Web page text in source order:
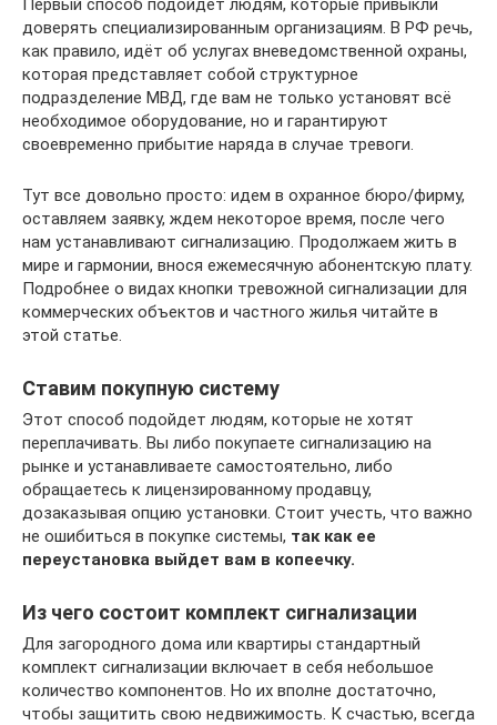
Первый способ подойдет людям, которые привыкли
доверять специализированным организациям. В РФ речь,
как правило, идёт об услугах вневедомственной охраны,
которая представляет собой структурное
подразделение МВД, где вам не только установят всё
необходимое оборудование, но и гарантируют
своевременно прибытие наряда в случае тревоги.
Тут все довольно просто: идем в охранное бюро/фирму,
оставляем заявку, ждем некоторое время, после чего
нам устанавливают сигнализацию. Продолжаем жить в
мире и гармонии, внося ежемесячную абонентскую плату.
Подробнее о видах кнопки тревожной сигнализации для
коммерческих объектов и частного жилья читайте в
этой статье.
Ставим покупную систему
Этот способ подойдет людям, которые не хотят
переплачивать. Вы либо покупаете сигнализацию на
рынке и устанавливаете самостоятельно, либо
обращаетесь к лицензированному продавцу,
дозаказывая опцию установки. Стоит учесть, что важно
не ошибиться в покупке системы, так как ее
переустановка выйдет вам в копеечку.
Из чего состоит комплект сигнализации
Для загородного дома или квартиры стандартный
комплект сигнализации включает в себя небольшое
количество компонентов. Но их вполне достаточно,
чтобы защитить свою недвижимость. К счастью, всегда